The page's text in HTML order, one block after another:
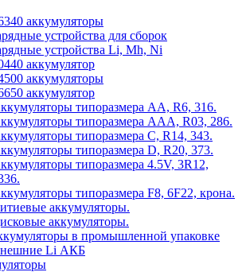
аккумуляторы
устройства для сборок
устройства Li, Mh, Ni
аккумулятор
аккумуляторы
аккумулятор
типоразмера АА, R6, 316.
типоразмера ААА, R03, 286.
типоразмера С, R14, 343.
типоразмера D, R20, 373.
типоразмера 4.5V, 3R12,
типоразмера F8, 6F22, крона.
аккумуляторы.
аккумуляторы.
в промышленной упаковке
Li АКБ